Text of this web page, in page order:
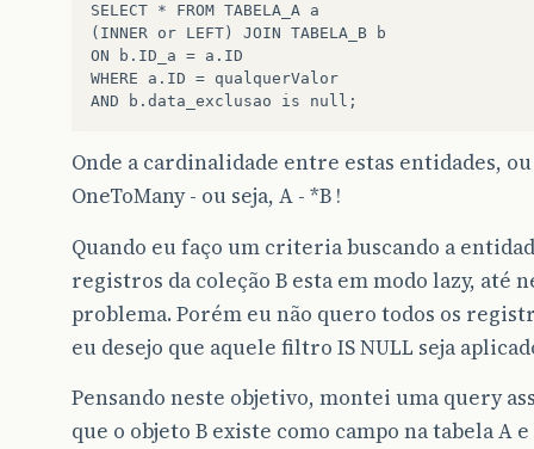
SELECT * FROM TABELA_A a
(INNER or LEFT) JOIN TABELA_B b
ON b.ID_a = a.ID
WHERE a.ID = qualquerValor
Onde a cardinalidade entre estas entidades,
OneToMany - ou seja, A - *B !
Quando eu faço um criteria buscando a
registros da coleção B esta em modo lazy, até
problema. Porém eu não quero todos os
eu desejo que aquele filtro IS NULL seja
Pensando neste objetivo, montei uma query
que o objeto B existe como campo na tabela A